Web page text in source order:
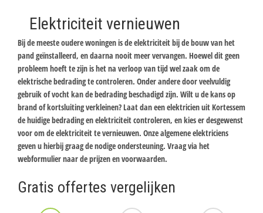
Elektriciteit vernieuwen
Bij de meeste oudere woningen is de elektriciteit bij de bouw van het
pand geïnstalleerd, en daarna nooit meer vervangen. Hoewel dit geen
probleem hoeft te zijn is het na verloop van tijd wel zaak om de
elektrische bedrading te controleren. Onder andere door veelvuldig
gebruik of vocht kan de bedrading beschadigd zijn. Wilt u de kans op
brand of kortsluiting verkleinen? Laat dan een elektricien uit Kortessem
de huidige bedrading en elektriciteit controleren, en kies er desgewenst
voor om de elektriciteit te vernieuwen. Onze algemene elektriciens
geven u hierbij graag de nodige ondersteuning. Vraag via het
webformulier naar de prijzen en voorwaarden.
Gratis offertes vergelijken